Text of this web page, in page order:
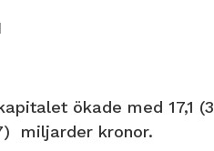
ökade med 17,1
miljarder kronor.